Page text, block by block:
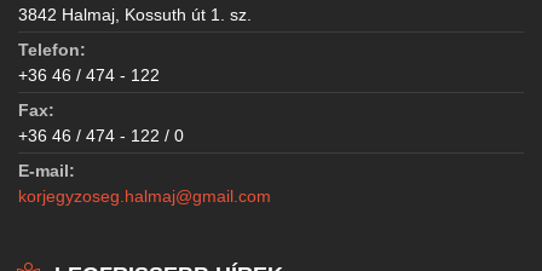
3842 Halmaj, Kossuth út 1. sz.
Telefon:
+36 46 / 474 - 122
Fax:
+36 46 / 474 - 122 / 0
E-mail:
korjegyzoseg.halmaj@gmail.com